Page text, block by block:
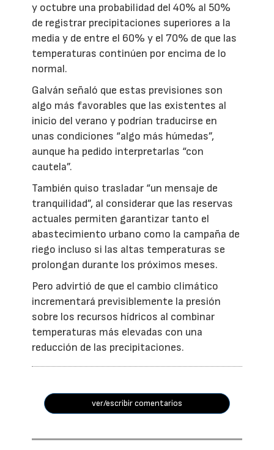
y octubre una probabilidad del 40% al 50%
de registrar precipitaciones superiores a la
media y de entre el 60% y el 70% de que las
temperaturas continúen por encima de lo
normal.
Galván señaló que estas previsiones son
algo más favorables que las existentes al
inicio del verano y podrían traducirse en
unas condiciones “algo más húmedas”,
aunque ha pedido interpretarlas “con
cautela”.
También quiso trasladar “un mensaje de
tranquilidad”, al considerar que las reservas
actuales permiten garantizar tanto el
abastecimiento urbano como la campaña de
riego incluso si las altas temperaturas se
prolongan durante los próximos meses.
Pero advirtió de que el cambio climático
incrementará previsiblemente la presión
sobre los recursos hídricos al combinar
temperaturas más elevadas con una
reducción de las precipitaciones.
ver/escribir comentarios